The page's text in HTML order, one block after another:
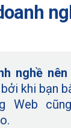
nghề nên
khi bạn
Web